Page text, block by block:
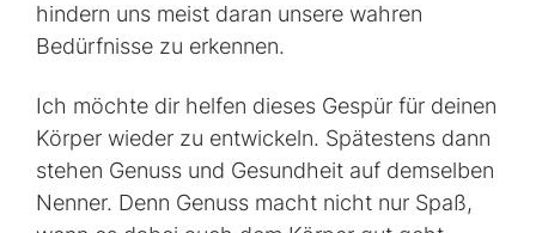
hindern uns meist daran unsere wahren
Bedürfnisse zu erkennen.
Ich möchte dir helfen dieses Gespür für deinen
Körper wieder zu entwickeln. Spätestens dann
stehen Genuss und Gesundheit auf demselben
Nenner. Denn Genuss macht nicht nur Spaß,